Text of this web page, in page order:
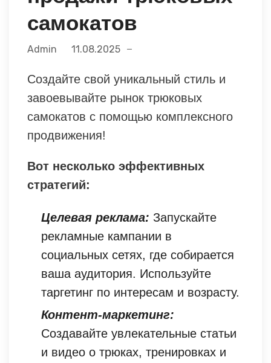
самокатов
Admin 11.08.2025
Создайте свой уникальный стиль и
завоевывайте рынок трюковых
самокатов с помощью комплексного
продвижения!
Вот несколько эффективных
стратегий:
Целевая реклама: Запускайте
рекламные кампании в
социальных сетях, где собирается
ваша аудитория. Используйте
таргетинг по интересам и возрасту.
Контент-маркетинг:
Создавайте увлекательные статьи
и видео о трюках, тренировках и